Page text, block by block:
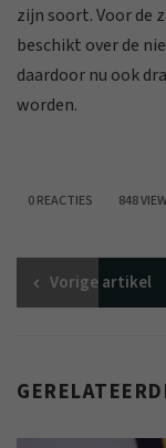
zijn soort. Voor de
beschikt over de
daardoor nu ook
worden.
0 REACTIES 848
Vorigeartikel